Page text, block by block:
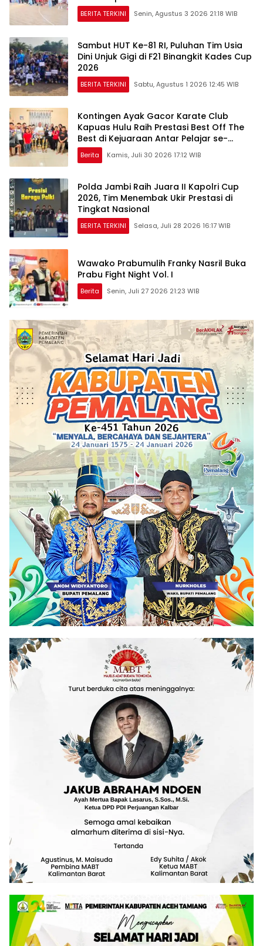
Berkarakter
BERITA TERKINI Senin, Agustus 3 2026 21:18 WIB
Sambut HUT Ke-81 RI, Puluhan Tim Usia
Dini Unjuk Gigi di F21 Binangkit Kades Cup
2026
BERITA TERKINI Sabtu, Agustus 1 2026 12:45 WIB
Kontingen Ayak Gacor Karate Club
Kapuas Hulu Raih Prestasi Best Off The
Best di Kejuaraan Antar Pelajar se-
Kapuas Raya
Berita Kamis, Juli 30 2026 17:12 WIB
Polda Jambi Raih Juara II Kapolri Cup
2026, Tim Menembak Ukir Prestasi di
Tingkat Nasional
BERITA TERKINI Selasa, Juli 28 2026 16:17 WIB
Wawako Prabumulih Franky Nasril Buka
Prabu Fight Night Vol. I
Berita Senin, Juli 27 2026 21:23 WIB